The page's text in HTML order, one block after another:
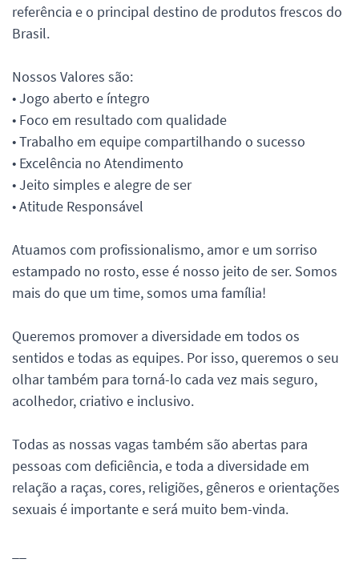
referência e o principal destino de produtos frescos do
Brasil.
Nossos Valores são:
• Jogo aberto e íntegro
• Foco em resultado com qualidade
• Trabalho em equipe compartilhando o sucesso
• Excelência no Atendimento
• Jeito simples e alegre de ser
• Atitude Responsável
Atuamos com profissionalismo, amor e um sorriso
estampado no rosto, esse é nosso jeito de ser. Somos
mais do que um time, somos uma família!
Queremos promover a diversidade em todos os
sentidos e todas as equipes. Por isso, queremos o seu
olhar também para torná-lo cada vez mais seguro,
acolhedor, criativo e inclusivo.
Todas as nossas vagas também são abertas para
pessoas com deficiência, e toda a diversidade em
relação a raças, cores, religiões, gêneros e orientações
sexuais é importante e será muito bem-vinda.